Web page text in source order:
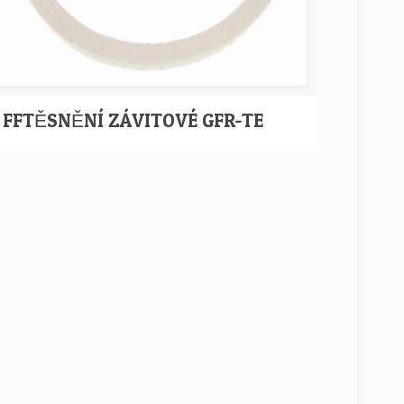
FFTĚSNĚNÍ ZÁVITOVÉ GFR-TE